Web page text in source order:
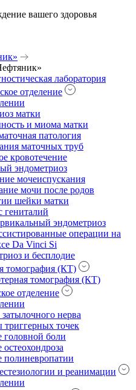
вашего здоровья
лаборатория
отделение
матки
и миома матки
патология
маточных труб
кровотечение
эндометриоз
мочеиспускания
мочи после родов
шейки матки
гениталий
эндометриоз
операции на
Da Vinci Si
и бесплодие
томография (КТ)
томография (КТ)
отделение
нерва
триггерных точек
головной боли
полиневропатии
и реанимации